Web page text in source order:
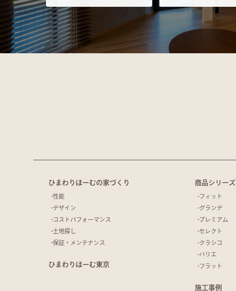
ひまわりほーむの家づくり
性能
デザイン
コストパフォーマンス
土地探し
保証・メンテナンス
商品シリーズ
フィット
グランデ
プレミアム
セレクト
クラシコ
バリエ
フラット
ひまわりほーむ東京
施工事例